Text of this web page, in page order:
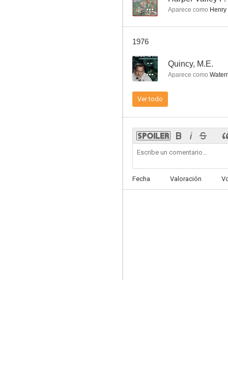
Aparece como
1976
-- Quincy, M.E.
Aparece como
Ver todo
Fecha Valoración